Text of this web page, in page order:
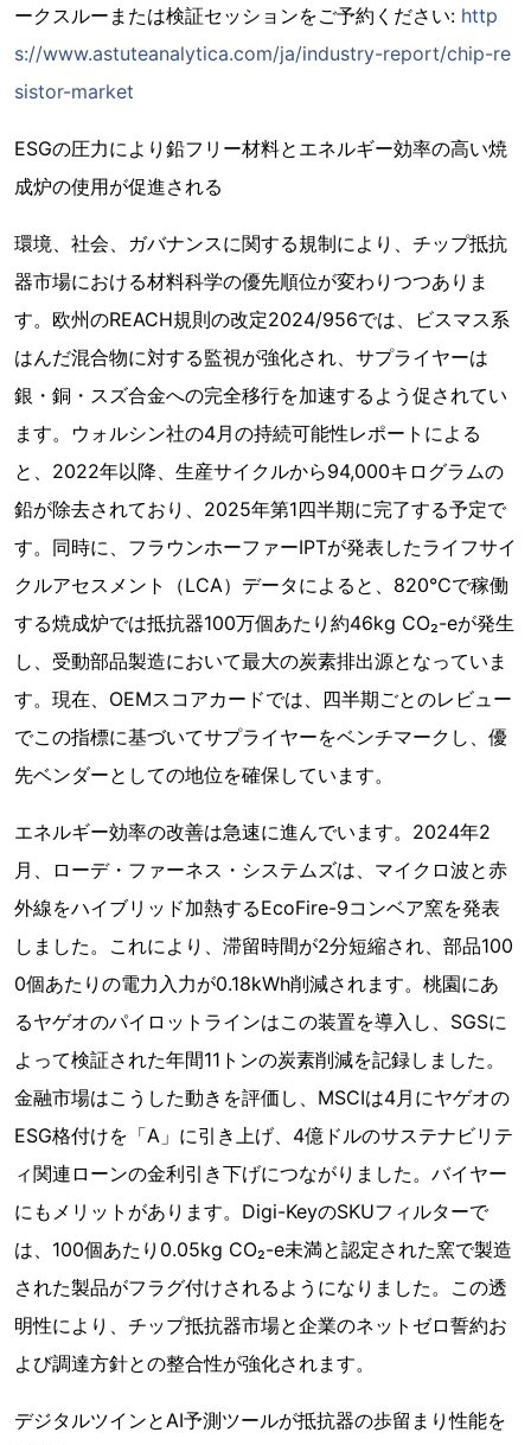
ークスルーまたは検証セッションをご予約ください: http
s://www.astuteanalytica.com/ja/industry-report/chip-re
sistor-market
ESGの圧力により鉛フリー材料とエネルギー効率の高い焼
成炉の使用が促進される
環境、社会、ガバナンスに関する規制により、チップ抵抗
器市場における材料科学の優先順位が変わりつつありま
す。欧州のREACH規則の改定2024/956では、ビスマス系
はんだ混合物に対する監視が強化され、サプライヤーは
銀・銅・スズ合金への完全移行を加速するよう促されてい
ます。ウォルシン社の4月の持続可能性レポートによる
と、2022年以降、生産サイクルから94,000キログラムの
鉛が除去されており、2025年第1四半期に完了する予定で
す。同時に、フラウンホーファーIPTが発表したライフサイ
クルアセスメント（LCA）データによると、820℃で稼働
する焼成炉では抵抗器100万個あたり約46kg CO₂-eが発生
し、受動部品製造において最大の炭素排出源となっていま
す。現在、OEMスコアカードでは、四半期ごとのレビュー
でこの指標に基づいてサプライヤーをベンチマークし、優
先ベンダーとしての地位を確保しています。
エネルギー効率の改善は急速に進んでいます。2024年2
月、ローデ・ファーネス・システムズは、マイクロ波と赤
外線をハイブリッド加熱するEcoFire-9コンベア窯を発表
しました。これにより、滞留時間が2分短縮され、部品100
0個あたりの電力入力が0.18kWh削減されます。桃園にあ
るヤゲオのパイロットラインはこの装置を導入し、SGSに
よって検証された年間11トンの炭素削減を記録しました。
金融市場はこうした動きを評価し、MSCIは4月にヤゲオの
ESG格付けを「A」に引き上げ、4億ドルのサステナビリテ
ィ関連ローンの金利引き下げにつながりました。バイヤー
にもメリットがあります。Digi-KeyのSKUフィルターで
は、100個あたり0.05kg CO₂-e未満と認定された窯で製造
された製品がフラグ付けされるようになりました。この透
明性により、チップ抵抗器市場と企業のネットゼロ誓約お
よび調達方針との整合性が強化されます。
デジタルツインとAI予測ツールが抵抗器の歩留まり性能を